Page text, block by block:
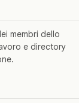
membri dello
e directory